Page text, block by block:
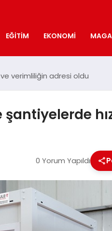
EĞITIM EKONOMI
verimliliğin adresi oldu
0 Yorum Yapıldı